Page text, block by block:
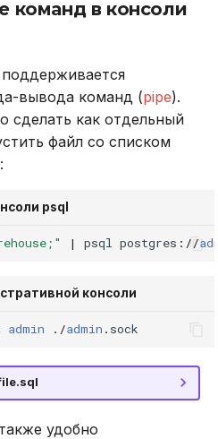
команд в консоли
вывода команд (pipe).
сделать как отдельный
файл со списком
psql
| psql postgres : //
консоли
admin . /admin . sock
удобно